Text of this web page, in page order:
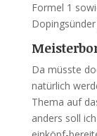
Formel 1
Da müsste
natürlich
Thema auf
anders soll